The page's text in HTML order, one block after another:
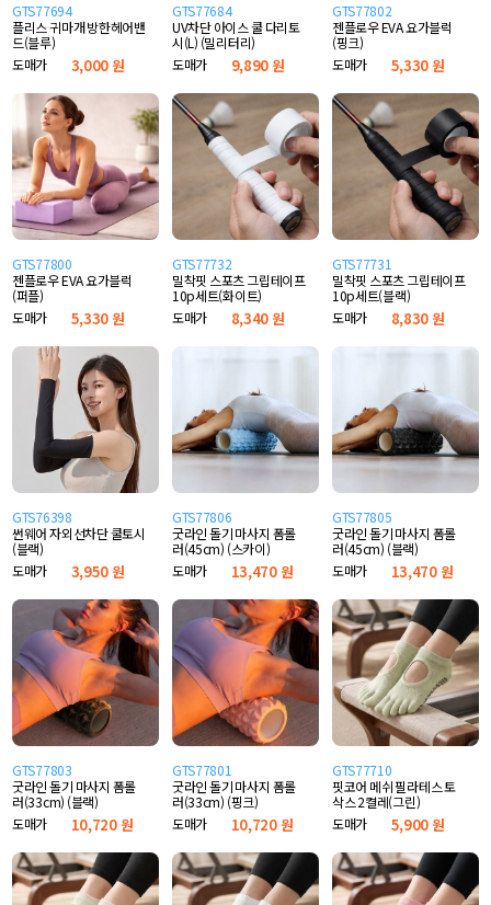
GTS77694
플리스 귀마개 방한헤어밴
드(블루)
도매가
3,000 원
GTS77684
UV차단 아이스 쿨 다리토
시(L) (밀리터리)
도매가
9,890 원
GTS77802
젠플로우 EVA 요가블럭
(핑크)
도매가
5,330 원
GTS77800
젠플로우 EVA 요가블럭
(퍼플)
도매가
5,330 원
GTS77732
밀착핏 스포츠 그립테이프
10p세트(화이트)
도매가
8,340 원
GTS77731
밀착핏 스포츠 그립테이프
10p세트(블랙)
도매가
8,830 원
GTS76398
썬웨어 자외선차단 쿨토시
(블랙)
도매가
3,950 원
GTS77806
굿라인 돌기 마사지 폼롤
러(45cm) (스카이)
도매가
13,470 원
GTS77805
굿라인 돌기 마사지 폼롤
러(45cm) (블랙)
도매가
13,470 원
GTS77803
굿라인 돌기 마사지 폼롤
러(33cm) (블랙)
도매가
10,720 원
GTS77801
굿라인 돌기 마사지 폼롤
러(33cm) (핑크)
도매가
10,720 원
GTS77710
핏코어 메쉬 필라테스 토
삭스 2켤레(그린)
도매가
5,900 원